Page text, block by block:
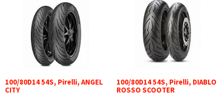
100/80D14 54S, Pirelli, ANGEL
CITY
100/80D14 54S, Pirelli, DIABLO
ROSSO SCOOTER